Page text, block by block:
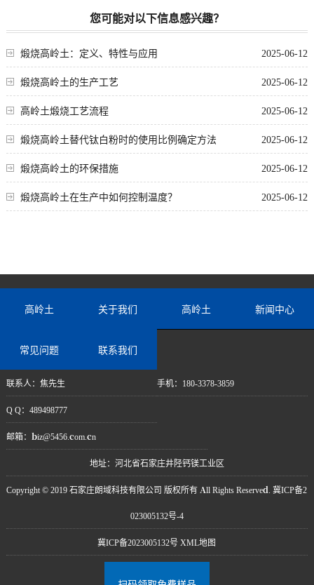
您可能对以下信息感兴趣？
2025-06-12
煅烧高岭土：定义、特性与应用
2025-06-12
煅烧高岭土的生产工艺
2025-06-12
高岭土煅烧工艺流程
2025-06-12
煅烧高岭土替代钛白粉时的使用比例确定方法
2025-06-12
煅烧高岭土的环保措施
2025-06-12
煅烧高岭土在生产中如何控制温度？
高岭土 关于我们 高岭土 新闻中心
常见问题 联系我们
联系人：焦先生 手机：180-3378-3859
Q Q：489498777
邮箱：biz@5456.com.cn
地址：河北省石家庄井陉钙镁工业区
Copyright © 2019 石家庄朗域科技有限公司 版权所有 All Rights Reserved. 冀ICP备2
023005132号-4
冀ICP备2023005132号 XML地图